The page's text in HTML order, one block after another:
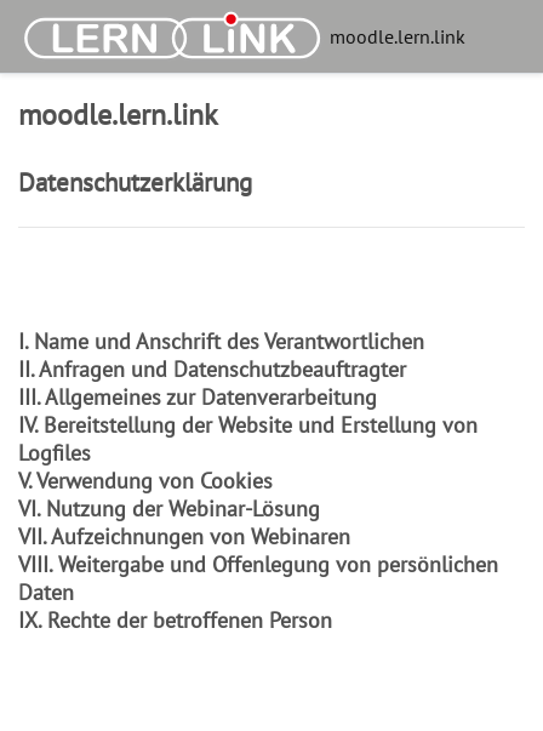
Zum Hauptinhalt
moodle.lern.link
moodle.lern.link
Datenschutzerklärung
I. Name und Anschrift des Verantwortlichen
II. Anfragen und Datenschutzbeauftragter
III. Allgemeines zur Datenverarbeitung
IV. Bereitstellung der Website und Erstellung von
Logfiles
V. Verwendung von Cookies
VI. Nutzung der Webinar-Lösung
VII. Aufzeichnungen von Webinaren
VIII. Weitergabe und Offenlegung von persönlichen
Daten
IX. Rechte der betroffenen Person